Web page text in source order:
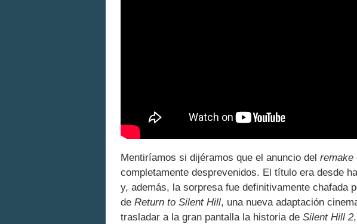
Mentiríamos si dijéramos que el anuncio del remake
completamente desprevenidos. El título era desde
y, además, la sorpresa fue definitivamente chafada
de Return to Silent Hill, una nueva adaptación
trasladar a la gran pantalla la historia de Silent Hill 2